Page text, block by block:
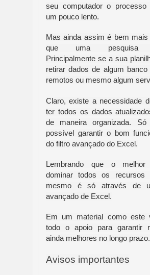
seu computador o processo
um pouco lento.
Mas ainda assim é bem mais
que uma pesquisa
Principalmente se a sua
retirar dados de algum banco
remotos ou mesmo algum
Claro, existe a necessidade
ter todos os dados
de maneira organizada.
possível garantir o bom
do filtro avançado do Excel.
Lembrando que o
dominar todos os recursos
mesmo é só através de
avançado de Excel.
Em um material como este
todo o apoio para garantir
ainda melhores no longo prazo.
Avisos importantes